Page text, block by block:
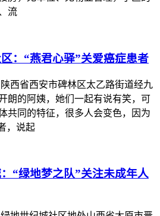
流
：“燕君心驿”关爱癌症患者
西安市碑林区太乙路街道经九
朗的阿姨，她们一起有说有笑，可
共同的特征，很多人会变色，因为
，说起
“绿地梦之队”关注未成年人